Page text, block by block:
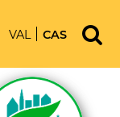
VAL CAS